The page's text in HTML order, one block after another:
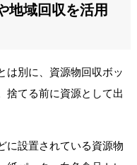
地域回収を活用
は別に、資源物回収ボッ
捨てる前に資源として出
に設置されている資源物